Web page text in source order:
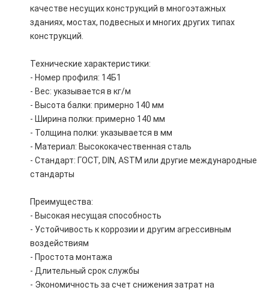
качестве несущих конструкций в многоэтажных
зданиях, мостах, подвесных и многих других типах
конструкций.
Технические характеристики:
- Номер профиля: 14Б1
- Вес: указывается в кг/м
- Высота балки: примерно 140 мм
- Ширина полки: примерно 140 мм
- Толщина полки: указывается в мм
- Материал: Высококачественная сталь
- Стандарт: ГОСТ, DIN, ASTM или другие международные
стандарты
Преимущества:
- Высокая несущая способность
- Устойчивость к коррозии и другим агрессивным
воздействиям
- Простота монтажа
- Длительный срок службы
- Экономичность за счет снижения затрат на